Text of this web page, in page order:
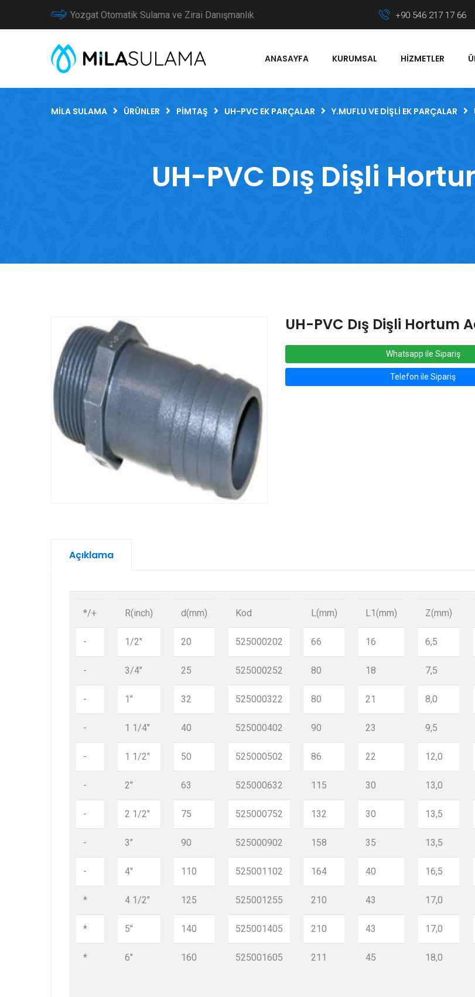
Yozgat Otomatik Sulama ve Zirai Danışmanlık +90 546 217 17 66
ANASAYFA KURUMSAL HIZMETLER
MILA SULAMA ÜRÜNLER PIMTAŞ UH-PVC EK PARÇALAR Y.MUFLU VE DIŞLI EK PARÇALAR
UH-PVC Dış Dişli
UH-PVC Dış Dişli Hortum
Whatsapp ile Sipariş
Telefon ile Sipariş
Açıklama
*/+
-
-
-
-
-
-
-
-
-
*
*
*
R(inch)
1/2"
3/4"
1"
1 1/4"
1 1/2"
2"
2 1/2"
3"
4"
4 1/2"
5"
6"
d(mm)
20
25
32
40
50
63
75
90
110
125
140
160
Kod
525000202
525000252
525000322
525000402
525000502
525000632
525000752
525000902
525001102
525001255
525001405
525001605
L(mm)
66
80
80
90
86
115
132
158
164
210
210
211
L1(mm)
16
18
21
23
22
30
30
35
40
43
43
45
Z(mm)
6,5
7,5
8,0
9,5
12,0
13,0
13,5
13,5
16,5
17,0
17,0
18,0